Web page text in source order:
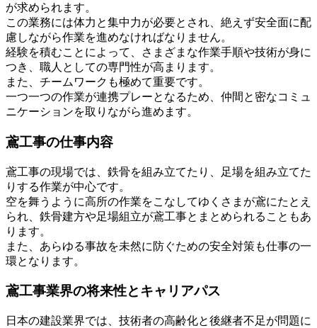
が求められます。
この業務には体力と集中力が必要とされ、絶えず安全面に配
慮しながら作業を進めなければなりません。
経験を積むことによって、さまざまな作業手順や技術が身に
つき、職人としての専門性が高まります。
また、チームワークも極めて重要です。
一つ一つの作業が連携プレーとなるため、仲間と密なコミュ
ニケーションを取りながら進めます。
鳶工事の仕事内容
鳶工事の現場では、鉄骨を組み立てたり、足場を組み立てた
りする作業が中心です。
空を舞うように高所の作業をこなしてゆくさまが鳶にたとえ
られ、鉄骨建方や足場組立が鳶工事とまとめられることもあ
ります。
また、あらゆる事故を未然に防ぐための安全対策も仕事の一
環となります。
鳶工事業界の将来性とキャリアパス
日本の建設業界では、技術者の高齢化と後継者不足が問題に